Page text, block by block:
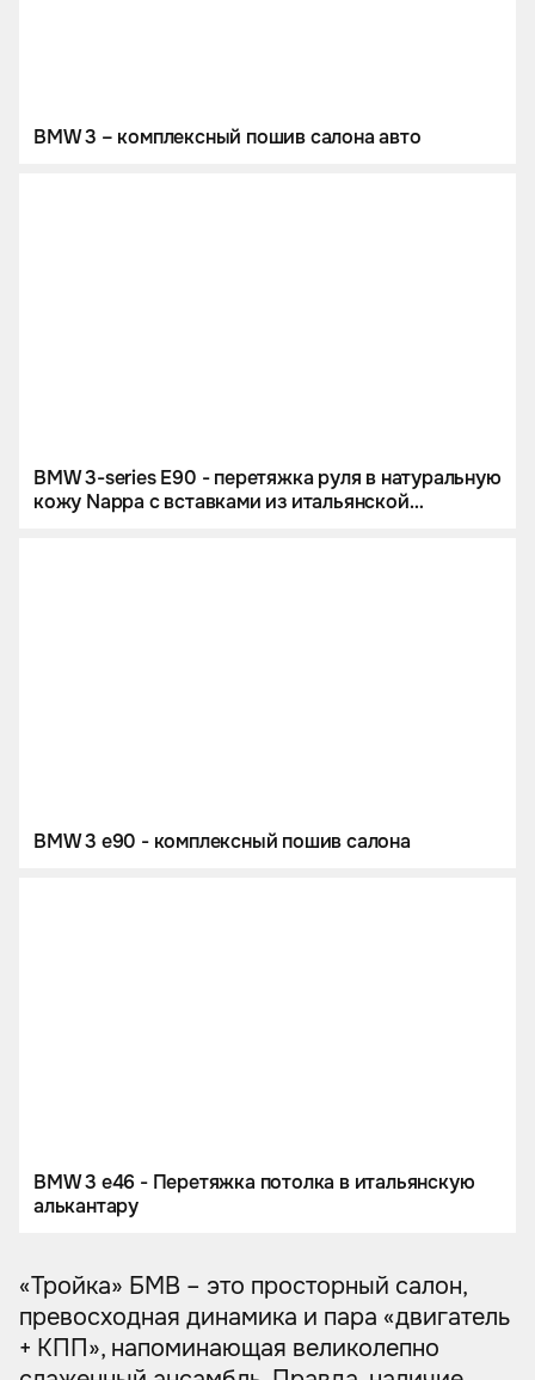
BMW 3 – комплексный пошив салона авто
BMW 3-series E90 - перетяжка руля в натуральную
кожу Nappa с вставками из итальянской
BMW 3 e90 - комплексный пошив салона
BMW 3 e46 - Перетяжка потолка в итальянскую
алькантару
«Тройка» БМВ – это просторный салон,
превосходная динамика и пара «двигатель
+ КПП», напоминающая великолепно